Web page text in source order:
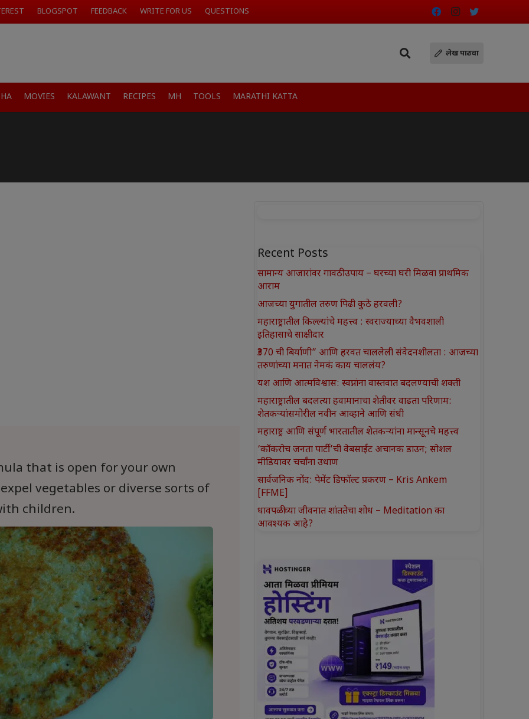
BLOGSPOT FEEDBACK WRITE FOR US QUESTIONS
लेख पाठवा
MOVIES KALAWANT RECIPES MH TOOLS MARATHI KATTA
that is open for your own
vegetables or diverse sorts of
children.
Recent Posts
सामान्य आजारांवर गावठी उपाय – घरच्या घरी मिळवा प्राथमिक
आराम
आजच्या युगातील तरुण पिढी कुठे हरवली?
महाराष्ट्रातील किल्ल्यांचे महत्त्व : स्वराज्याच्या वैभवशाली
इतिहासाचे साक्षीदार
₹370 ची बिर्याणी” आणि हरवत चाललेली संवेदनशीलता : आजच्या
तरुणांच्या मनात नेमकं काय चाललंय?
यश आणि आत्मविश्वास: स्वप्नांना वास्तवात बदलण्याची शक्ती
महाराष्ट्रातील बदलत्या हवामानाचा शेतीवर वाढता परिणाम:
शेतकऱ्यांसमोरील नवीन आव्हाने आणि संधी
महाराष्ट्र आणि संपूर्ण भारतातील शेतकऱ्यांना मान्सूनचे महत्त्व
‘कॉकरोच जनता पार्टी’ची वेबसाईट अचानक डाउन; सोशल
मीडियावर चर्चांना उधाण
सार्वजनिक नोंद: पेमेंट डिफॉल्ट प्रकरण – Kris Ankem
[FFME]
धावपळीच्या जीवनात शांततेचा शोध – Meditation का
आवश्यक आहे?